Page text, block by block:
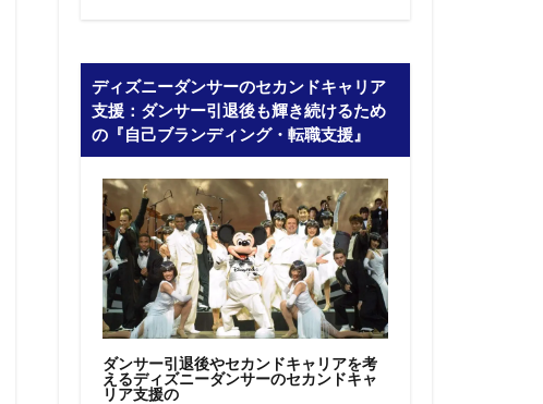
ディズニーダンサーのセカンドキャリア
支援：ダンサー引退後も輝き続けるため
の『自己ブランディング・転職支援』
ダンサー引退後やセカンドキャリアを考
えるディズニーダンサーのセカンドキャ
リア支援の